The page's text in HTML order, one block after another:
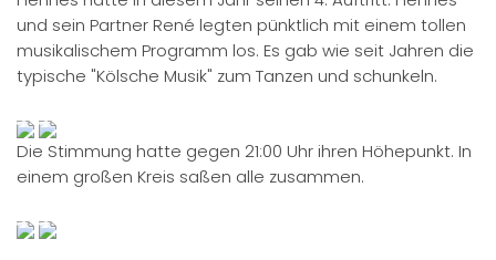
und sein Partner René legten pünktlich mit einem tollen
musikalischem Programm los. Es gab wie seit Jahren die
typische "Kölsche Musik" zum Tanzen und schunkeln.
Die Stimmung hatte gegen 21:00 Uhr ihren Höhepunkt. In
einem großen Kreis saßen alle zusammen.